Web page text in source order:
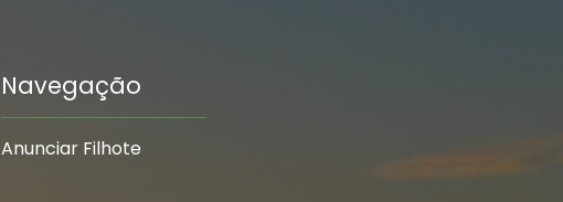
Navegação
Anunciar Filhote